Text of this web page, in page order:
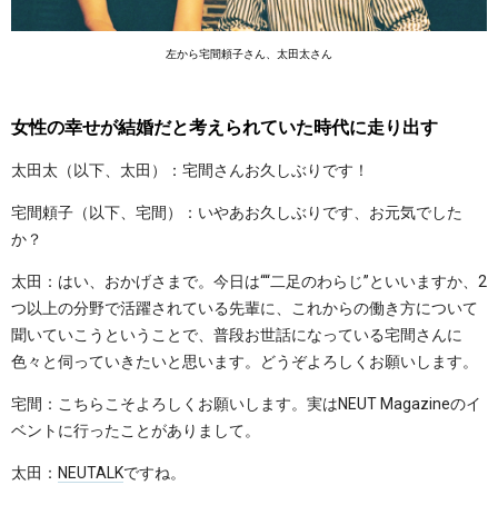
左から宅間頼子さん、太田太さん
女性の幸せが結婚だと考えられていた時代に走り出す
太田太（以下、太田）：宅間さんお久しぶりです！
宅間頼子（以下、宅間）：いやあお久しぶりです、お元気でした
か？
太田：はい、おかげさまで。今日は““二足のわらじ”といいますか、2
つ以上の分野で活躍されている先輩に、これからの働き方について
聞いていこうということで、普段お世話になっている宅間さんに
色々と伺っていきたいと思います。どうぞよろしくお願いします。
宅間：こちらこそよろしくお願いします。実はNEUT Magazineのイ
ベントに行ったことがありまして。
太田： NEUTALKですね。